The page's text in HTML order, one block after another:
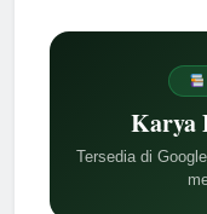
Karya
Tersedia di